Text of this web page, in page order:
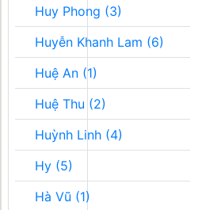
Huy Phong (3)
Huyễn Khanh Lam (6)
Huệ An (1)
Huệ Thu (2)
Huỳnh Linh (4)
Hy (5)
Hà Vũ (1)